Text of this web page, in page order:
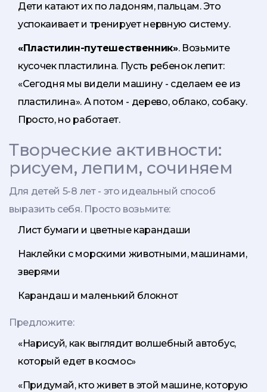
Дети катают их по ладоням, пальцам. Это
успокаивает и тренирует нервную систему.
«Пластилин-путешественник». Возьмите
кусочек пластилина. Пусть ребенок лепит:
«Сегодня мы видели машину - сделаем ее из
пластилина». А потом - дерево, облако, собаку.
Просто, но работает.
Творческие активности:
рисуем, лепим, сочиняем
Для детей 5-8 лет - это идеальный способ
выразить себя. Просто возьмите:
Лист бумаги и цветные карандаши
Наклейки с морскими животными, машинами,
зверями
Карандаш и маленький блокнот
Предложите:
«Нарисуй, как выглядит волшебный автобус,
который едет в космос»
«Придумай, кто живет в этой машине, которую